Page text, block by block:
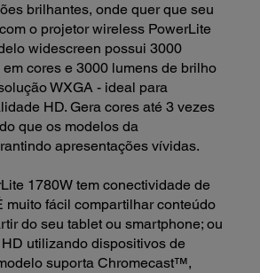
brilhantes, onde quer que seu
o projetor wireless PowerLite
widescreen possui 3000
cores e 3000 lumens de brilho
WXGA - ideal para
HD. Gera cores até 3 vezes
que os modelos da
apresentações vívidas.
1780W tem conectividade de
muito fácil compartilhar conteúdo
do seu tablet ou smartphone; ou
utilizando dispositivos de
suporta Chromecast™,